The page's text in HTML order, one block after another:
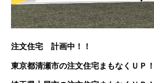
注文住宅 計画中！！
東京都清瀬市の注文住宅まもなくＵＰ！